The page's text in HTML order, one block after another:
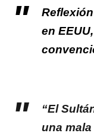
en
“El
una